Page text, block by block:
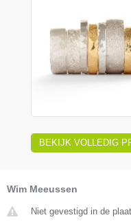
BEKIJK VOLLEDIG
Wim Meeussen
Niet gevestigd in de